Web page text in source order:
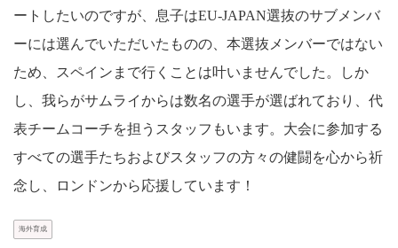
ートしたいのですが、息子はEU-JAPAN選抜のサブメンバ
ーには選んでいただいたものの、本選抜メンバーではない
ため、スペインまで行くことは叶いませんでした。しか
し、我らがサムライからは数名の選手が選ばれており、代
表チームコーチを担うスタッフもいます。大会に参加する
すべての選手たちおよびスタッフの方々の健闘を心から祈
念し、ロンドンから応援しています！
海外育成